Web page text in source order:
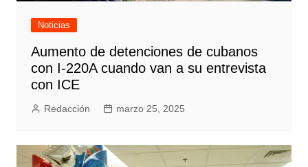
Noticias
Aumento de detenciones de cubanos
con I-220A cuando van a su entrevista
con ICE
Redacción marzo 25, 2025